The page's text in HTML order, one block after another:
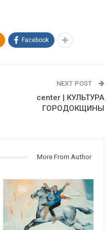
Facebook
NEXT POST
center | КУЛЬТУРА
ГОРОДОКЩИНЫ
More From Author